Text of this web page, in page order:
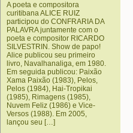
A poeta e compositora
curitibana ALICE RUIZ
participou do CONFRARIA DA
PALAVRA juntamente com o
poeta e compositor RICARDO
SILVESTRIN. Show de papo!
Alice publicou seu primeiro
livro, Navalhanaliga, em 1980.
Em seguida publicou: Paixão
Xama Paixão (1983), Pelos,
Pelos (1984), Hai-Tropikai
(1985), Rimagens (1985),
Nuvem Feliz (1986) e Vice-
Versos (1988). Em 2005,
lançou seu […]